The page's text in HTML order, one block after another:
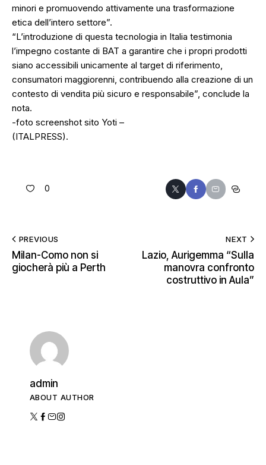
minori e promuovendo attivamente una trasformazione
etica dell’intero settore”.
“L’introduzione di questa tecnologia in Italia testimonia
l’impegno costante di BAT a garantire che i propri prodotti
siano accessibili unicamente al target di riferimento,
consumatori maggiorenni, contribuendo alla creazione di un
contesto di vendita più sicuro e responsabile”, conclude la
nota.
-foto screenshot sito Yoti –
(ITALPRESS).
0
PREVIOUS
Milan-Como non si
giocherà più a Perth
NEXT
Lazio, Aurigemma “Sulla
manovra confronto
costruttivo in Aula”
admin
ABOUT AUTHOR